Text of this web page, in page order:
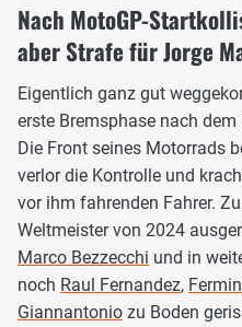
Nach MotoGP-
aber Strafe für Jorge
Eigentlich ganz gut
erste Bremsphase nach
Die Front seines Motorrads
verlor die Kontrolle und
vor ihm fahrenden Fahrer.
Weltmeister von 2024
Marco Bezzecchi und in
noch Raul Fernandez,
Giannantonio zu Boden